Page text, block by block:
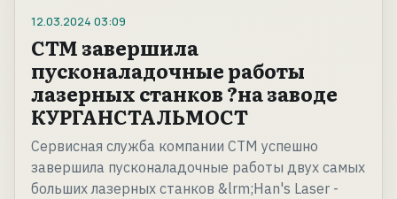
12.03.2024 03:09
СТМ завершила
пусконаладочные работы
лазерных станков ?на заводе
КУРГАНСТАЛЬМОСТ
Сервисная служба компании СТМ успешно
завершила пусконаладочные работы двух самых
больших лазерных станков &lrm;Han's Laser -